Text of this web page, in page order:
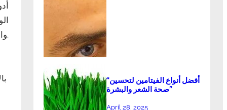
والميتفورمين. ومن المهم التأكد من أن الاستخدام الطبي لهذه الأدوية يكون تحت إشراف الطبيب المختص.
“أفضل أنواع الفيتامين لتحسين
صحة الشعر والبشرة”
April 28, 2025